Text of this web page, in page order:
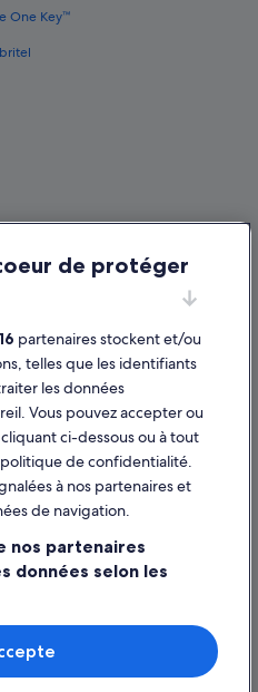
One Key™
de contenus
location de vacances
sur expedia.fr figurent : American
de protéger
16 partenaires stockent et/ou
telles que les identifiants
les données
Vous pouvez accepter ou
ci-dessous ou à tout
de confidentialité.
à nos partenaires et
de navigation.
nos partenaires
données selon les
précises. Analyser
de l’appareil pour
accéder à des informations